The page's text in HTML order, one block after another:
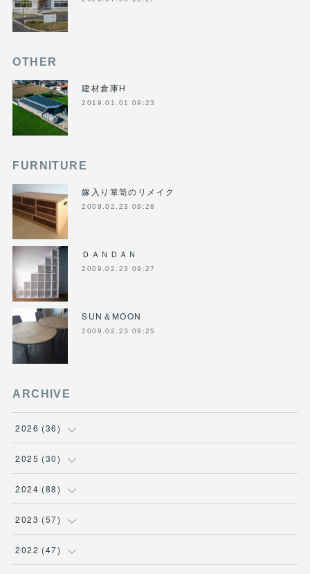
OTHER
建材倉庫H
2019.01.01 09:23
FURNITURE
嫁入り箪笥のリメイク
2009.02.23 09:28
ＤＡＮＤＡＮ
2009.02.23 09:27
SUN＆MOON
2009.02.23 09:25
ARCHIVE
2026 (36)
(3)
(4)
(3)
(5)
2025 (30)
(6)
(4)
(3)
2024 (88)
(7)
(8)
2023 (57)
(7)
2022 (47)